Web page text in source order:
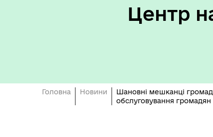
Центр
Головна Новини
Шановні мешканці
обслуговування громадян